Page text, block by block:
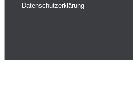
Datenschutzerklärung